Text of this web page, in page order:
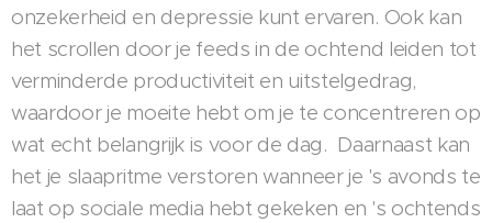
onzekerheid en depressie kunt ervaren. Ook kan
het scrollen door je feeds in de ochtend leiden tot
verminderde productiviteit en uitstelgedrag,
waardoor je moeite hebt om je te concentreren op
wat echt belangrijk is voor de dag. Daarnaast kan
het je slaapritme verstoren wanneer je 's avonds te
laat op sociale media hebt gekeken en 's ochtends